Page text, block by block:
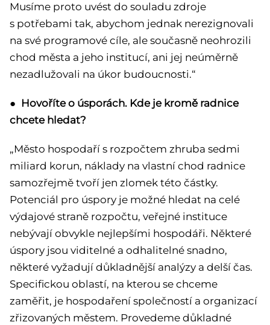
Musíme proto uvést do souladu zdroje
s potřebami tak, abychom jednak nerezignovali
na své programové cíle, ale současně neohrozili
chod města a jeho institucí, ani jej neúměrně
nezadlužovali na úkor budoucnosti.“
● Hovoříte o úsporách. Kde je kromě radnice
chcete hledat?
„Město hospodaří s rozpočtem zhruba sedmi
miliard korun, náklady na vlastní chod radnice
samozřejmě tvoří jen zlomek této částky.
Potenciál pro úspory je možné hledat na celé
výdajové straně rozpočtu, veřejné instituce
nebývají obvykle nejlepšími hospodáři. Některé
úspory jsou viditelné a odhalitelné snadno,
některé vyžadují důkladnější analýzy a delší čas.
Specifickou oblastí, na kterou se chceme
zaměřit, je hospodaření společností a organizací
zřizovaných městem. Provedeme důkladné